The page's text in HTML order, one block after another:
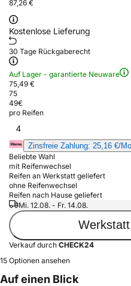
87,26 €
Kostenlose Lieferung
30 Tage Rückgaberecht
Auf Lager - garantierte Neuware
75,49 €
75
49€
pro Reifen
4
Zinsfreie Zahlung: 25,16 €/
Beliebte Wahl
mit Reifenwechsel
Reifen an Werkstatt geliefert
ohne Reifenwechsel
Reifen nach Hause geliefert
Mi. 12.08. - Fr. 14.08.
Verkauf durch CHECK24
15 Optionen ansehen
Auf einen Blick